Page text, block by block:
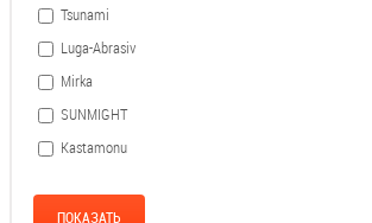
Tsunami
Luga-Abrasiv
Mirka
SUNMIGHT
Kastamonu